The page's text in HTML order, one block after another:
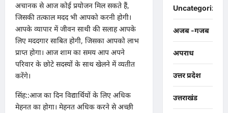
अचानक से आज कोई प्रयोजन मिल सकते हैं,
जिसकी तत्काल मदद भी आपको करनी होगी।
आपके व्यापार में जीवन साथी की सलाह आपके
लिए मददगार साबित होगी, जिसका आपको लाभ
प्राप्त होगा। आज शाम का समय आप अपने
परिवार के छोटे सदस्यों के साथ खेलने में व्यतीत
करेंगे।
सिंह::आज का दिन विद्यार्थियों के लिए अधिक
मेहनत का होगा। मेहनत अधिक करने से अच्छी
Uncategorized
अजब -गजब
अपराध
उत्तर प्रदेश
उत्तराखंड